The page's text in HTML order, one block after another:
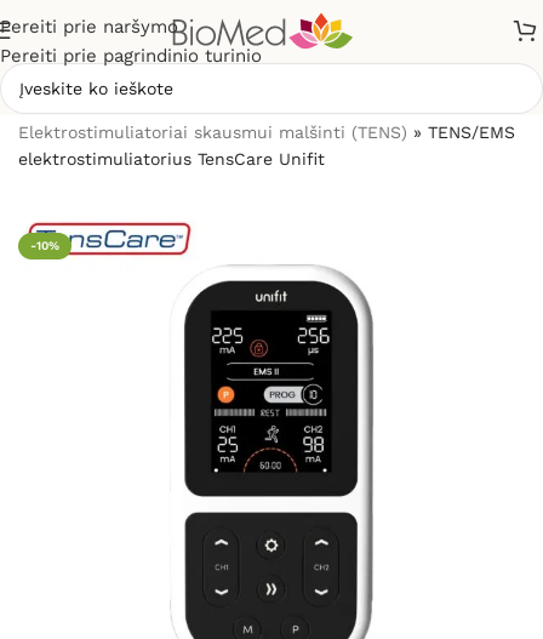
Pereiti prie naršymo
Pereiti prie pagrindinio turinio
Elektrostimuliatoriai skausmui malšinti (TENS) » TENS/EMS
elektrostimuliatorius TensCare Unifit
-10%